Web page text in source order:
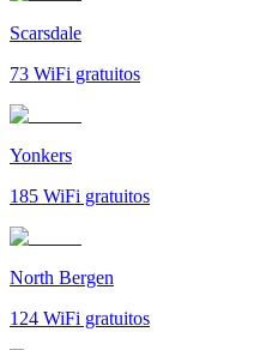
Scarsdale
73 WiFi gratuitos
Yonkers
185 WiFi gratuitos
North Bergen
124 WiFi gratuitos